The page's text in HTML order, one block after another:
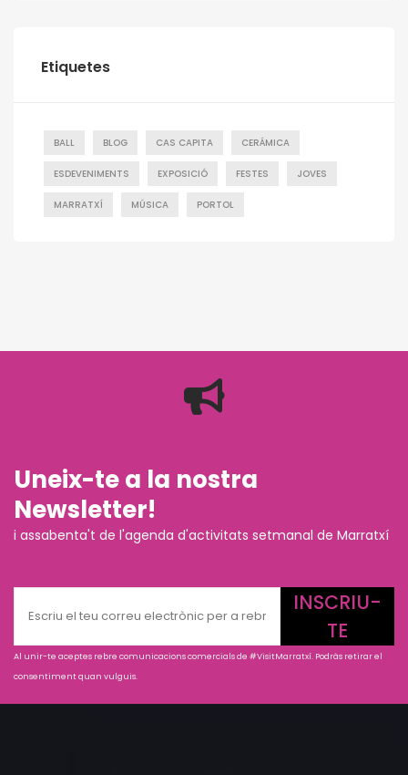
Etiquetes
BALL BLOG CAS CAPITA CERÁMICA
ESDEVENIMENTS EXPOSICIÓ FESTES JOVES
MARRATXÍ MÚSICA PORTOL
Uneix-te a la nostra
Newsletter!
i assabenta't de l'agenda d'activitats setmanal de Marratxí
INSCRIU-
TE
Al unir-te aceptes rebre comunicacions comercials de #VisitMarratxí. Podràs retirar el
consentiment quan vulguis.